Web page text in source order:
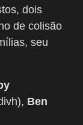
dois
de colisão
seu
Ben